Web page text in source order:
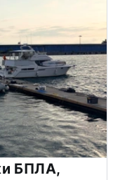
БПЛА,